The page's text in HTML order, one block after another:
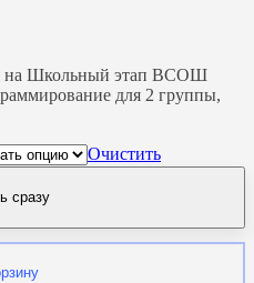
на Школьный этап ВСОШ
для 2 группы,
Очистить
сразу